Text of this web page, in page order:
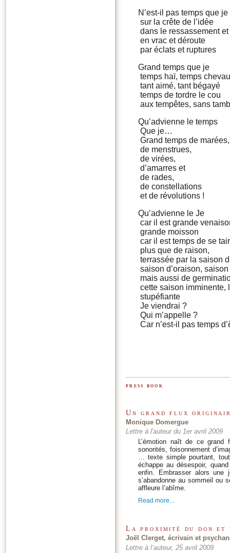
N’est-il pas temps que
sur la crête de l’idée
dans le ressassement
en vrac et déroute
par éclats et ruptures
Grand temps que je
temps haï, temps
tant aimé, tant bégayé
temps de tordre le cou
aux tempêtes, sans
Qu’advienne le temps
Que je…
Grand temps de marées,
de menstrues,
de virées,
d’amarres et
de rades,
de constellations
et de révolutions !
Qu’advienne le Je
car il est grande
grande moisson
car il est temps de se
plus que de raison,
terrassée par la saison
saison d’oraison,
mais aussi de
cette saison imminente,
stupéfiante
Je viendrai ?
Qui m’appelle ?
Car n’est-il pas temps
press book
Un grand flux
Monique Domergue
Lettre à l'auteur du 1er avril 2009
L’émotion naît de ce
sonorités, foisonnement
… texte simple pourtant,
échappe au désespoir,
enfin. Embrasser alors une
s’abandonne au sommeil ou
affleure l’abîme.
Read more...
La proximité du don et
Joël Clerget, écrivain et
Lettre à l’auteur, 25 avril 2009